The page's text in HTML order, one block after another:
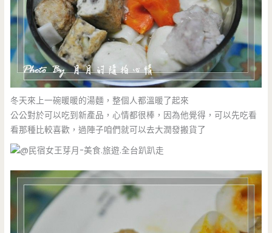
冬天來上一碗暖暖的湯麵，整個人都溫暖了起來
公公對於可以吃到新產品，心情都很棒，因為他覺得，可以先吃看
看那種比較喜歡，過陣子咱們就可以去大潤發搬貨了